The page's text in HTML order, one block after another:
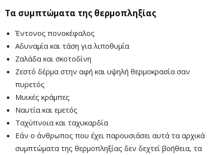
Τα συμπτώματα της θερμοπληξίας
Έντονος πονοκέφαλος
Αδυναμία και τάση για λιποθυμία
Ζαλάδα και σκοτοδίνη
Ζεστό δέρμα στην αφή και υψηλή θερμοκρασία σαν
πυρετός
Μυικές κράμπες
Ναυτία και εμετός
Ταχύπνοια και ταχυκαρδία
Εάν ο άνθρωπος που έχει παρουσιάσει αυτά τα αρχικά
συμπτώματα της θερμοπληξίας δεν δεχτεί βοήθεια, τα